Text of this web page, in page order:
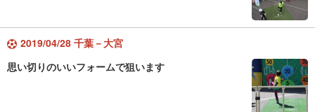
2019/04/28 千葉－大宮
思い切りのいいフォームで狙います